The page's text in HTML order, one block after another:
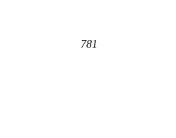
781